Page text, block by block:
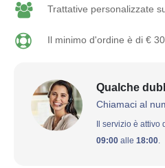
Trattative personalizzate
Il minimo d'ordine è di €
Qualche
Chiamaci al
Il servizio è attivo
09:00 alle 18:00